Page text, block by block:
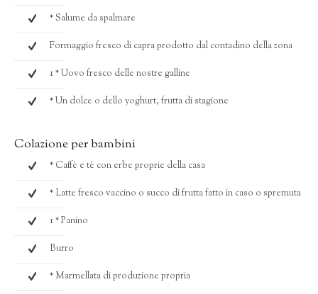
* Salume da spalmare
Formaggio fresco di capra prodotto dal contadino della zona
1 * Uovo fresco delle nostre galline
* Un dolce o dello yoghurt, frutta di stagione
Colazione per bambini
* Caffè e tè con erbe proprie della casa
* Latte fresco vaccino o succo di frutta fatto in caso o spremuta
1 * Panino
Burro
* Marmellata di produzione propria